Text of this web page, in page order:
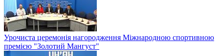
Урочиста церемонія нагородження Міжнародною спортивною
премією "Золотий Мангуст"